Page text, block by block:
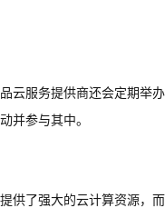
云服务提供商还会定期举
并参与其中。
供了强大的云计算资源，